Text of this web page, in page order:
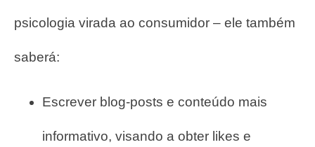
psicologia virada ao consumidor – ele também
saberá:
Escrever blog-posts e conteúdo mais
informativo, visando a obter likes e